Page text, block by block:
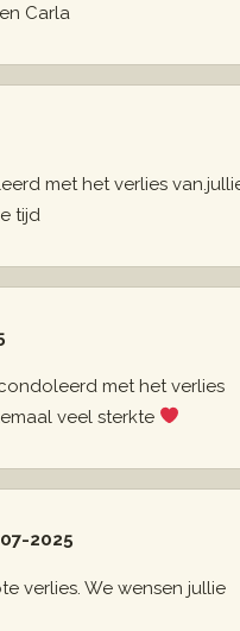
Carla
met het verlies
tijd
met het verlies
veel sterkte
2025
verlies. We wensen jullie